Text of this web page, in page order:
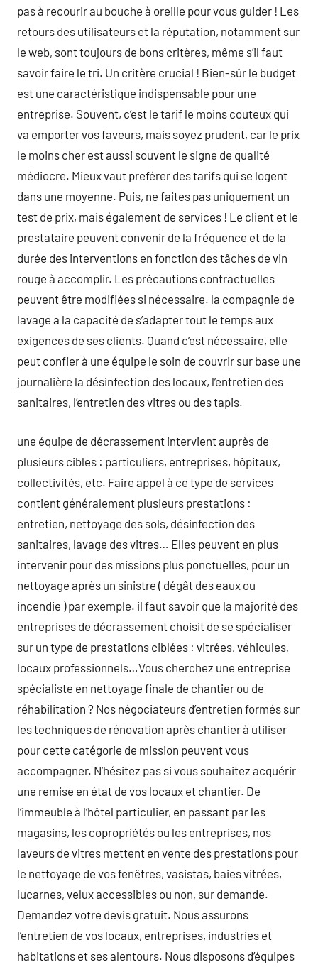
pas à recourir au bouche à oreille pour vous guider ! Les
retours des utilisateurs et la réputation, notamment sur
le web, sont toujours de bons critères, même s’il faut
savoir faire le tri. Un critère crucial ! Bien-sûr le budget
est une caractéristique indispensable pour une
entreprise. Souvent, c’est le tarif le moins couteux qui
va emporter vos faveurs, mais soyez prudent, car le prix
le moins cher est aussi souvent le signe de qualité
médiocre. Mieux vaut preférer des tarifs qui se logent
dans une moyenne. Puis, ne faites pas uniquement un
test de prix, mais également de services ! Le client et le
prestataire peuvent convenir de la fréquence et de la
durée des interventions en fonction des tâches de vin
rouge à accomplir. Les précautions contractuelles
peuvent être modifiées si nécessaire. la compagnie de
lavage a la capacité de s’adapter tout le temps aux
exigences de ses clients. Quand c’est nécessaire, elle
peut confier à une équipe le soin de couvrir sur base une
journalière la désinfection des locaux, l’entretien des
sanitaires, l’entretien des vitres ou des tapis.
une équipe de décrassement intervient auprès de
plusieurs cibles : particuliers, entreprises, hôpitaux,
collectivités, etc. Faire appel à ce type de services
contient généralement plusieurs prestations :
entretien, nettoyage des sols, désinfection des
sanitaires, lavage des vitres… Elles peuvent en plus
intervenir pour des missions plus ponctuelles, pour un
nettoyage après un sinistre ( dégât des eaux ou
incendie ) par exemple. il faut savoir que la majorité des
entreprises de décrassement choisit de se spécialiser
sur un type de prestations ciblées : vitrées, véhicules,
locaux professionnels…Vous cherchez une entreprise
spécialiste en nettoyage finale de chantier ou de
réhabilitation ? Nos négociateurs d’entretien formés sur
les techniques de rénovation après chantier à utiliser
pour cette catégorie de mission peuvent vous
accompagner. N’hésitez pas si vous souhaitez acquérir
une remise en état de vos locaux et chantier. De
l’immeuble à l’hôtel particulier, en passant par les
magasins, les copropriétés ou les entreprises, nos
laveurs de vitres mettent en vente des prestations pour
le nettoyage de vos fenêtres, vasistas, baies vitrées,
lucarnes, velux accessibles ou non, sur demande.
Demandez votre devis gratuit. Nous assurons
l’entretien de vos locaux, entreprises, industries et
habitations et ses alentours. Nous disposons d’équipes